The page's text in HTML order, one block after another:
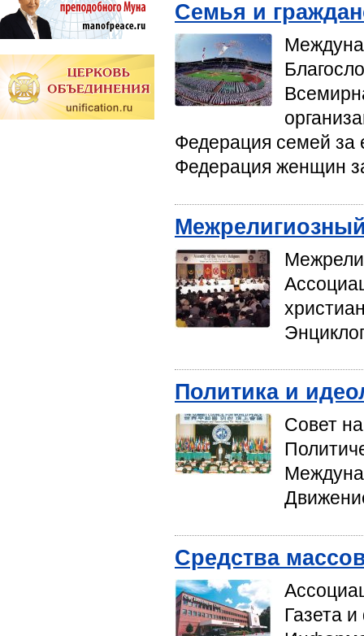
Семья и
Федерация семей за
Федерация женщин
Политика и
Совет
Средства
Газета